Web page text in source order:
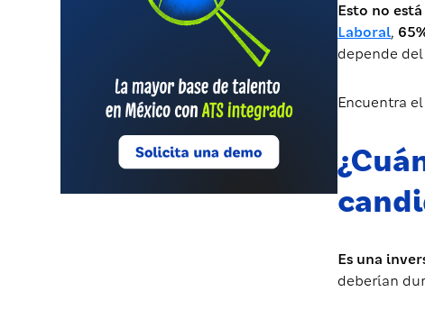
Esto no
Laboral,
depende
Encuentra
Es una
deberían